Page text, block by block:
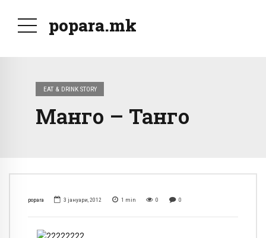
popara.mk
EAT & DRINK STORY
Манго – Танго
popara 3 јануари, 2012 1 min 0 0